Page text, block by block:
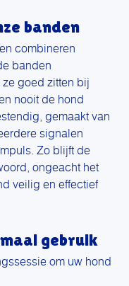
banden
combineren
banden
ze goed zitten bij
nooit de hond
gemaakt van
signalen
Zo blijft de
ongeacht het
veilig en effectief
gebruik
om uw hond